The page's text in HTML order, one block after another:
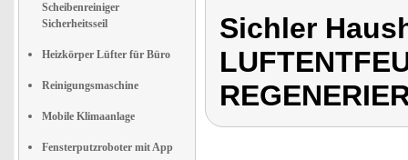
Scheibenreiniger
Sicherheitsseil
Heizkörper Lüfter für Büro
Reinigungsmaschine
Mobile Klimaanlage
Fensterputzroboter mit App
Sichler